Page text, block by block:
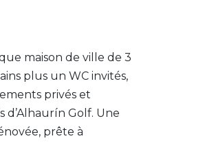
maison de ville de 3
plus un WC invités,
privés et
d’Alhaurín Golf. Une
prête à